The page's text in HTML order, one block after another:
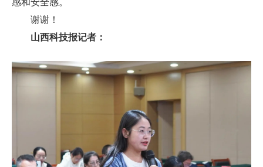
感和安全感。
谢谢！
山西科技报记者：